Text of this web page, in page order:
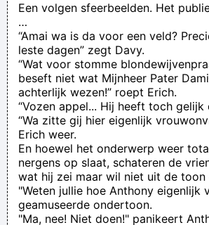
Een volgen sfeerbeelden. Het
…
“Amai wa is da voor een veld?
leste dagen” zegt Davy.
“Wat voor stomme
beseft niet wat Mijnheer Pater
achterlijk wezen!” roept Erich.
“Vozen appel... Hij heeft toch
“Wa zitte gij hier eigenlijk
Erich weer.
En hoewel het onderwerp weer
nergens op slaat, schateren de
wat hij zei maar wil niet uit de toon
"Weten jullie hoe Anthony eigenlijk
geamuseerde ondertoon.
"Ma, nee! Niet doen!" panikeert